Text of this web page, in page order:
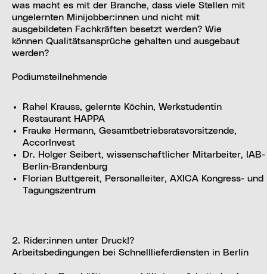
was macht es mit der Branche, dass viele Stellen mit
ungelernten Minijobber:innen und nicht mit
ausgebildeten Fachkräften besetzt werden? Wie
können Qualitätsansprüche gehalten und ausgebaut
werden?
Podiumsteilnehmende
Rahel Krauss, gelernte Köchin, Werkstudentin
Restaurant HAPPA
Frauke Hermann, Gesamtbetriebsratsvorsitzende,
AccorInvest
Dr. Holger Seibert, wissenschaftlicher Mitarbeiter, IAB-
Berlin-Brandenburg
Florian Buttgereit, Personalleiter, AXICA Kongress- und
Tagungszentrum
2. Rider:innen unter Druck!?
Arbeitsbedingungen bei Schnelllieferdiensten in Berlin